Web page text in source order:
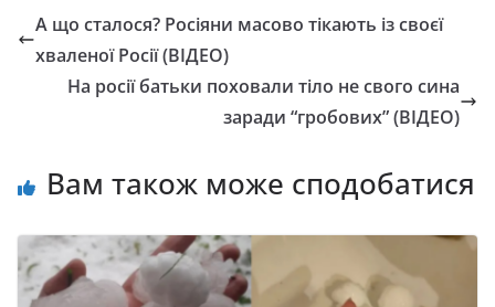
А що сталося? Росіяни масово тікають із своєї
хваленої Росії (ВІДЕО)
На росії батьки поховали тіло не свого сина
заради “гробових” (ВІДЕО)
Вам також може сподобатися